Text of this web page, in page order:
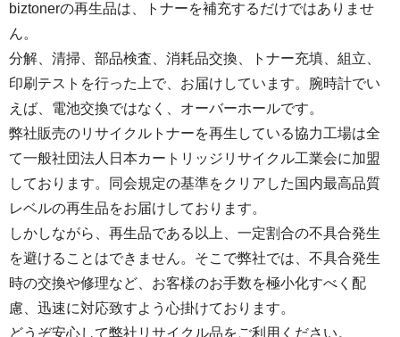
biztonerの再生品は、トナーを補充するだけではありませ
ん。
分解、清掃、部品検査、消耗品交換、トナー充填、組立、
印刷テストを行った上で、お届けしています。腕時計でい
えば、電池交換ではなく、オーバーホールです。
弊社販売のリサイクルトナーを再生している協力工場は全
て一般社団法人日本カートリッジリサイクル工業会に加盟
しております。同会規定の基準をクリアした国内最高品質
レベルの再生品をお届けしております。
しかしながら、再生品である以上、一定割合の不具合発生
を避けることはできません。そこで弊社では、不具合発生
時の交換や修理など、お客様のお手数を極小化すべく配
慮、迅速に対応致すよう心掛けております。
どうぞ安心して弊社リサイクル品をご利用ください。